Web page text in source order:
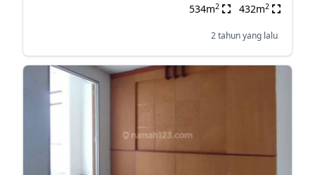
534m2 432m2
2 tahun yang lalu